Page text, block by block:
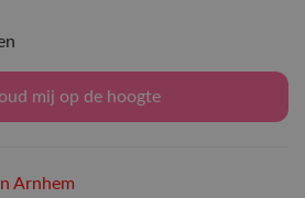
mij op de hoogte
Arnhem